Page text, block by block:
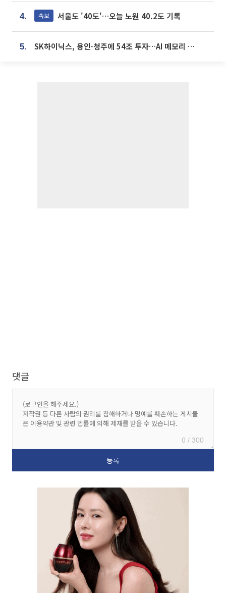
4. 속보 서울도 '40도'…오늘 노원 40.2도 기록
5. SK하이닉스, 용인·청주에 54조 투자…AI 메모리 생산기지 키운다
댓글
0 / 300